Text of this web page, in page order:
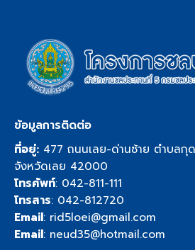
ข้อมูลการติดต่อ
ที่อยู่: 477 ถนนเลย-ด่านซ้าย ตำบลกุ
จังหวัดเลย 42000
โทรศัพท์: 042-811-111
โทรสาร: 042-812720
Email: rid5loei@gmail.com
Email: neud35@hotmail.com